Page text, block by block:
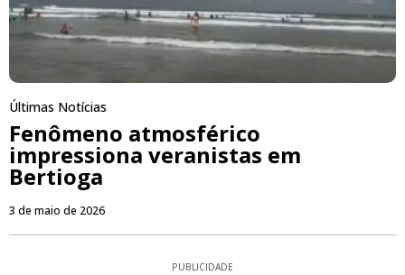
Últimas Notícias
Fenômeno atmosférico
impressiona veranistas em
Bertioga
3 de maio de 2026
PUBLICIDADE